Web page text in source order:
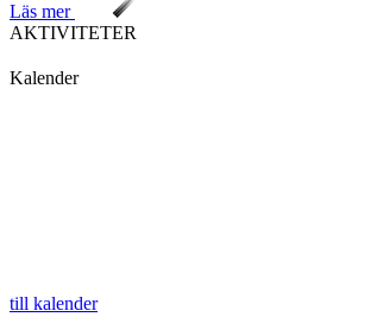
Läs mer
AKTIVITETER
Kalender
till kalender